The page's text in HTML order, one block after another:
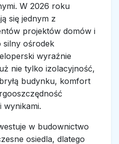
W 2026 roku
się jednym z
projektów domów i
silny ośrodek
wyraźnie
nie tylko izolacyjność,
budynku, komfort
wynikami.
w budownictwo
osiedla, dlatego